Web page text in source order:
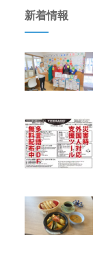
新着情報